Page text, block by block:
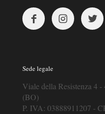
Sede legale
Viale della Resistenza 4
(BO)
P. IVA: 03888911207 -